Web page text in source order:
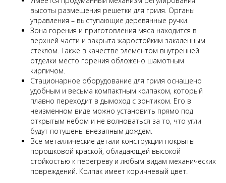
высоты размещения решетки для гриля. Органы
управления – выступающие деревянные ручки.
Зона горения и приготовления мяса находится в
верхней части и закрыта жаростойким закаленным
стеклом. Также в качестве элементом внутренней
отделки место горения обложено шамотным
кирпичом.
Стационарное оборудование для гриля оснащено
удобным и весьма компактным колпаком, который
плавно переходит в дымоход с зонтиком. Его в
неизменном виде можно установить прямо под
открытым небом и не волноваться за то, что угли
будут потушены внезапным дождем.
Все металлические детали конструкции покрыты
порошковой краской, обладающей высокой
стойкостью к перегреву и любым видам механических
повреждений. Колпак имеет коричневый цвет.